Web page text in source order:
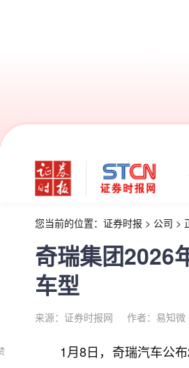
您当前的位置： 证券时报 > 公司 >
奇瑞集团2026
车型
来源：证券时报网 作者：易知微
1月8日，奇瑞汽车公